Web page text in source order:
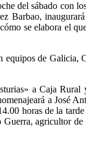
del sábado con
se elabora el
de
a Caja
a José
horas de la
agricultor